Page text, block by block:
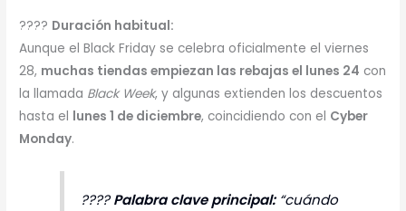
???? Duración habitual:
Aunque el Black Friday se celebra oficialmente el viernes
28, muchas tiendas empiezan las rebajas el lunes 24 con
la llamada Black Week, y algunas extienden los descuentos
hasta el lunes 1 de diciembre, coincidiendo con el Cyber
Monday.
????Palabra clave principal:“cuándo